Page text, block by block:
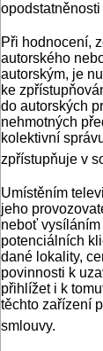
Při hodnocení,
autorského
autorským, je
ke
do autorských
nehmotných
kolektivní
zpřístupňuje v
Umístěním
jeho
neboť
potenciálních
dané lokality,
povinnosti k
přihlížet i k
těchto zařízení
smlouvy.